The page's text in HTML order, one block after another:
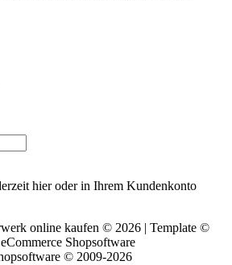
hier oder in Ihrem Kundenkonto
online kaufen © 2026 | Template ©
Shopsoftware
© 2009-2026